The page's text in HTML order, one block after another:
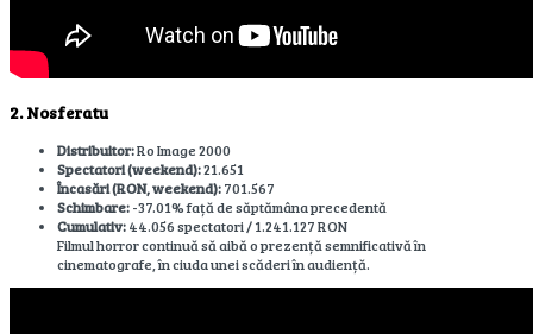
2. Nosferatu
Distribuitor:Ro Image 2000
Spectatori (weekend):21.651
Încasări (RON, weekend):701.567
Schimbare:-37.01% față de săptămâna precedentă
Cumulativ:44.056 spectatori / 1.241.127 RON
Filmul horror continuă să aibă o prezență semnificativă în
cinematografe, în ciuda unei scăderi în audiență.